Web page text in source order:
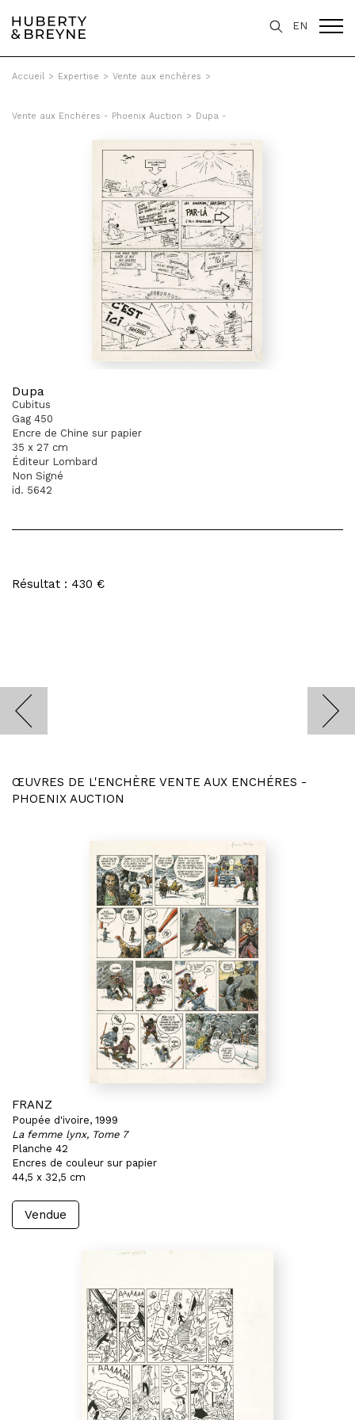
EN
Accueil > Expertise > Vente aux enchères >
Vente aux Enchéres - Phoenix Auction > Dupa -
Dupa
Cubitus
Gag 450
Encre de Chine sur papier
35 x 27 cm
Éditeur Lombard
Non Signé
id. 5642
Résultat : 430 €
ŒUVRES DE L'ENCHÈRE VENTE AUX ENCHÉRES -
PHOENIX AUCTION
FRANZ
Poupée d'ivoire, 1999
La femme lynx, Tome 7
Planche 42
Encres de couleur sur papier
44,5 x 32,5 cm
Vendue